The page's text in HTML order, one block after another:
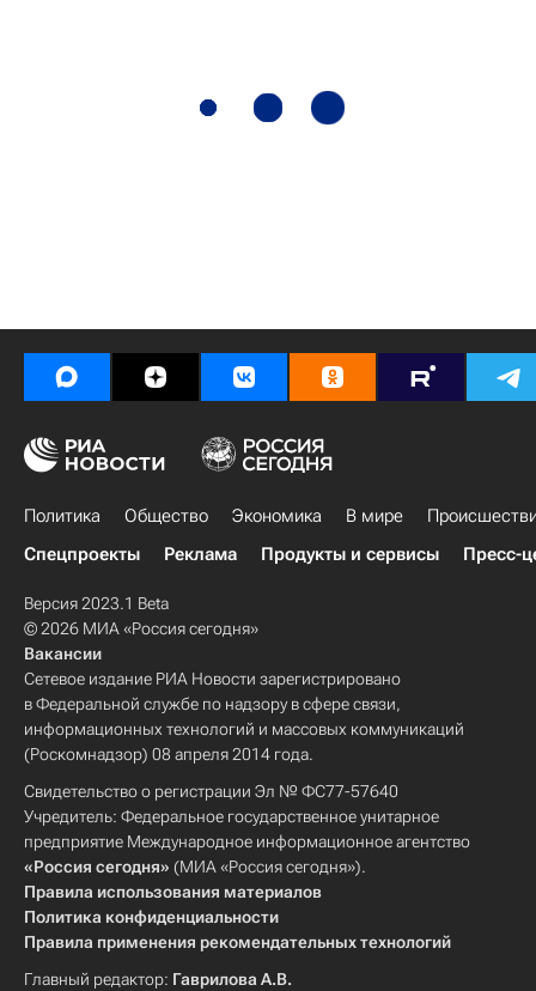
Политика Общество Экономика В мире
Спецпроекты
Реклама Продукты и сервисы Пресс-
Версия 2023.1 Beta
© 2026 МИА «Россия сегодня»
Вакансии
Сетевое издание РИА Новости зарегистрировано
в Федеральной службе по надзору в сфере связи,
информационных технологий и массовых коммуникаций
(Роскомнадзор) 08 апреля 2014 года.
Свидетельство о регистрации Эл № ФС77-57640
Учредитель: Федеральное государственное унитарное
предприятие Международное информационное агентство
«Россия сегодня» (МИА «Россия сегодня»).
Правила использования материалов
Политика конфиденциальности
Правила применения рекомендательных технологий
Главный редактор: Гаврилова А.В.